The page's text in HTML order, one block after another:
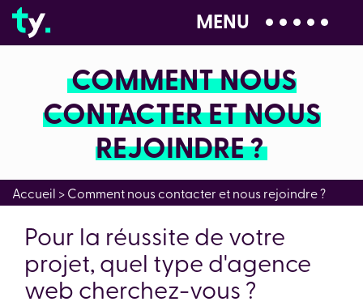
04 28 99 00 80
MENU
COMMENT NOUS
CONTACTER ET NOUS
REJOINDRE ?
Accueil >Comment nous contacter et nous rejoindre ?
Pour la réussite de votre
projet, quel type d'agence
web cherchez-vous ?